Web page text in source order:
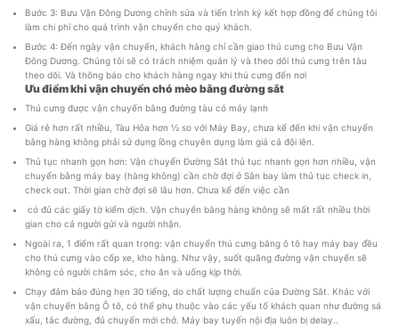
Bước 3: Bưu Vận Đông Dương chỉnh sửa và tiến trình ký kết hợp đồng để chúng tôi
làm chi phí cho quá trình vận chuyển cho quý khách.
Bước 4: Đến ngày vận chuyển, khách hàng chỉ cần giao thú cưng cho Bưu Vận
Đông Dương. Chúng tôi sẽ có trách nhiệm quản lý và theo dõi thú cưng trên tàu
theo dõi. Và thông báo cho khách hàng ngay khi thú cưng đến nơi
Ưu điểm khi vận chuyển chó mèo bằng đường sắt
Thú cưng được vận chuyển bằng đường tàu có máy lạnh
Giá rẻ hơn rất nhiều, Tàu Hỏa hơn ½ so với Máy Bay, chưa kể đến khi vận chuyển
bằng hàng không phải sử dụng lồng chuyên dụng làm giá cả đội lên.
Thủ tục nhanh gọn hơn: Vận chuyển Đường Sắt thủ tục nhanh gọn hơn nhiều, vận
chuyển bằng máy bay (hàng không) cần chờ đợi ở Sân bay làm thủ tục check in,
check out. Thời gian chờ đợi sẽ lâu hơn. Chưa kể đến việc cần
có đủ các giấy tờ kiểm dịch. Vận chuyển bằng hàng không sẽ mất rất nhiều thời
gian cho cả người gửi và người nhận.
Ngoài ra, 1 điểm rất quan trọng: vận chuyển thú cưng bằng ô tô hay máy bay đều
cho thú cưng vào cốp xe, kho hàng. Như vậy, suốt quãng đường vận chuyển sẽ
không có người chăm sóc, cho ăn và uống kịp thời.
Chạy đảm bảo đúng hẹn 30 tiếng, do chất lượng chuẩn của Đường Sắt. Khác với
vận chuyển bằng Ô tô, có thể phụ thuộc vào các yếu tố khách quan như đường sá
xấu, tắc đường, đủ chuyến mới chở. Máy bay tuyến nội địa luôn bị delay..